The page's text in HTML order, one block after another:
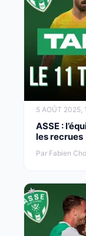
5 AOÛT 2025,
ASSE :
les recrues
Par Fabien